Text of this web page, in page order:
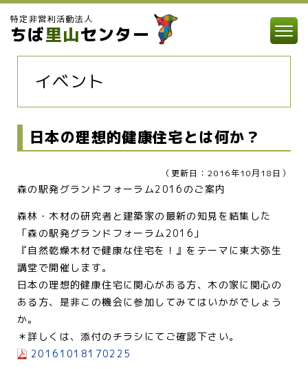
特定非営利活動法人
ちば里山センター
イベント
日本の理想的健康住宅とは何か？
（更新日：2016年10月18日）
森の駅発グランドフォーラム2016のご案内
森林・木材の研究者と建築家の最新の知見を結集した
「森の駅発グランドフォーラム2016」
『自然乾燥木材で健康な住宅を！』をテーマに東大弥生
講堂で開催します。
日本の理想的健康住宅に関心がある方、木の家に関心の
ある方、是非この機会に参加してみてはいかがでしょう
か。
＊詳しくは、添付のチラシにてご確認下さい。
20161018170225